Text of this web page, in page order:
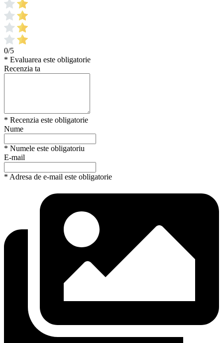
0/5
* Evaluarea este obligatorie
Recenzia ta
* Recenzia este obligatorie
Nume
* Numele este obligatoriu
E-mail
* Adresa de e-mail este obligatorie